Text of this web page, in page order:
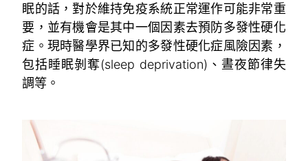
眠的話，對於維持免疫系統正常運作可能非常重
要，並有機會是其中一個因素去預防多發性硬化
症。現時醫學界已知的多發性硬化症風險因素，
包括睡眠剝奪(sleep deprivation)、晝夜節律失
調等。